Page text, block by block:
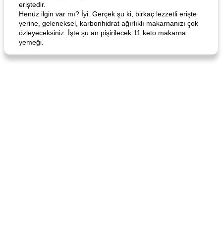
eriştedir.
Henüz ilgin var mı? İyi. Gerçek şu ki, birkaç lezzetli erişte
yerine, geleneksel, karbonhidrat ağırlıklı makarnanızı çok
özleyeceksiniz. İşte şu an pişirilecek 11 keto makarna
yemeği.